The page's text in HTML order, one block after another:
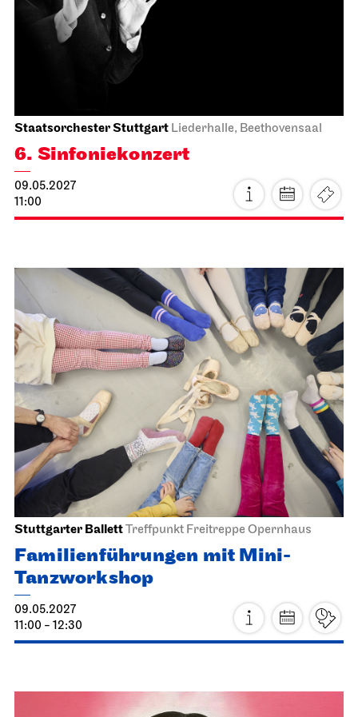
Schauspiel Stuttgart Schauspielhaus
Die Glas­menagerie
17.04.2027
19:30
So, 18.04.2027
Staatsoper Stuttgart Opernhaus, Foyer I. Rang